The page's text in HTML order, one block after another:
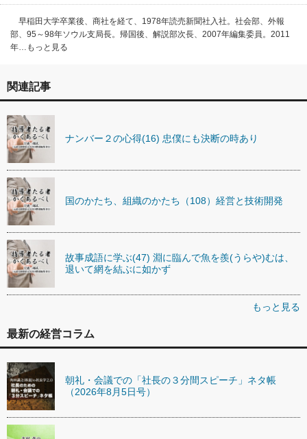
早稲田大学卒業後、商社を経て、1978年読売新聞社入社。社会部、外報
部、95～98年ソウル支局長。帰国後、解説部次長、2007年編集委員。2011
年…もっと見る
関連記事
ナンバー２の心得(16) 忠僕にも決断の時あり
国のかたち、組織のかたち（108）経営と技術開発
故事成語に学ぶ(47) 淵に臨んで魚を羨(うらや)むは、
退いて網を結ぶに如かず
もっと見る
最新の経営コラム
朝礼・会議での「社長の３分間スピーチ」ネタ帳
（2026年8月5日号）